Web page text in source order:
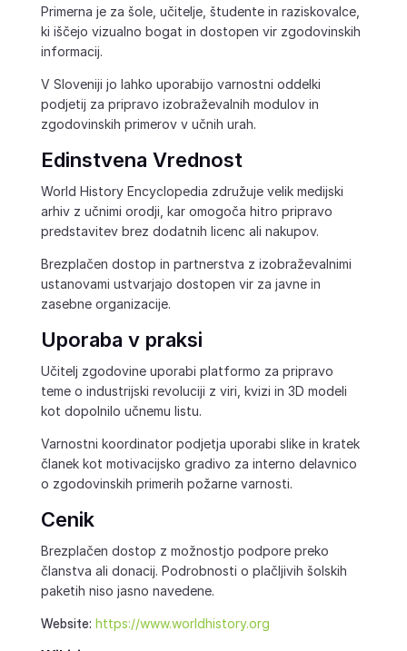
Primerna je za šole, učitelje, študente in raziskovalce,
ki iščejo vizualno bogat in dostopen vir zgodovinskih
informacij.
V Sloveniji jo lahko uporabijo varnostni oddelki
podjetij za pripravo izobraževalnih modulov in
zgodovinskih primerov v učnih urah.
Edinstvena Vrednost
World History Encyclopedia združuje velik medijski
arhiv z učnimi orodji, kar omogoča hitro pripravo
predstavitev brez dodatnih licenc ali nakupov.
Brezplačen dostop in partnerstva z izobraževalnimi
ustanovami ustvarjajo dostopen vir za javne in
zasebne organizacije.
Uporaba v praksi
Učitelj zgodovine uporabi platformo za pripravo
teme o industrijski revoluciji z viri, kvizi in 3D modeli
kot dopolnilo učnemu listu.
Varnostni koordinator podjetja uporabi slike in kratek
članek kot motivacijsko gradivo za interno delavnico
o zgodovinskih primerih požarne varnosti.
Cenik
Brezplačen dostop z možnostjo podpore preko
članstva ali donacij. Podrobnosti o plačljivih šolskih
paketih niso jasno navedene.
Website: https://www.worldhistory.org